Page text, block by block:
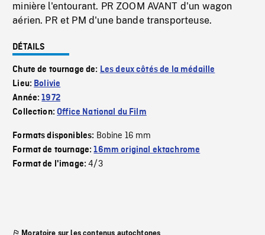
minière l'entourant. PR ZOOM AVANT d'un wagon
aérien. PR et PM d'une bande transporteuse.
DÉTAILS
Chute de tournage de: Les deux côtés de la médaille
Lieu: Bolivie
Année:1972
Collection:Office National du Film
Formats disponibles: Bobine 16 mm
Format de tournage:16mm original ektachrome
Format de l'image:4/3
Moratoire sur les contenus autochtones